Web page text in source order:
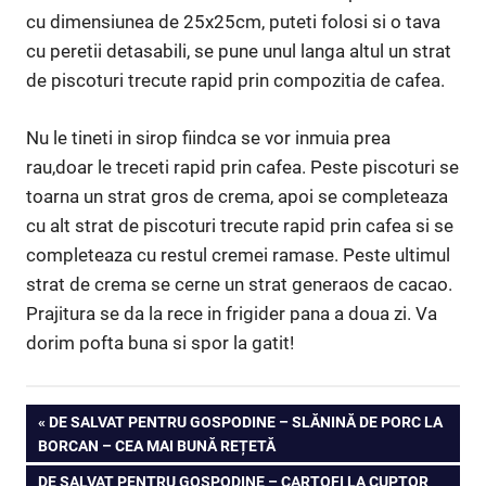
cu dimensiunea de 25x25cm, puteti folosi si o tava
cu peretii detasabili, se pune unul langa altul un strat
de piscoturi trecute rapid prin compozitia de cafea.
Nu le tineti in sirop fiindca se vor inmuia prea
rau,doar le treceti rapid prin cafea. Peste piscoturi se
toarna un strat gros de crema, apoi se completeaza
cu alt strat de piscoturi trecute rapid prin cafea si se
completeaza cu restul cremei ramase. Peste ultimul
strat de crema se cerne un strat generaos de cacao.
Prajitura se da la rece in frigider pana a doua zi. Va
dorim pofta buna si spor la gatit!
Navigare
în
PREVIOUS
POST:
DE SALVAT PENTRU GOSPODINE – SLĂNINĂ DE PORC LA
BORCAN – CEA MAI BUNĂ REȚETĂ
NEXT
DE SALVAT PENTRU GOSPODINE – CARTOFI LA CUPTOR